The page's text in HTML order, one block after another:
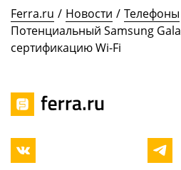
Ferra.ru / Новости / Телефоны
Потенциальный Samsung
сертификацию Wi-Fi